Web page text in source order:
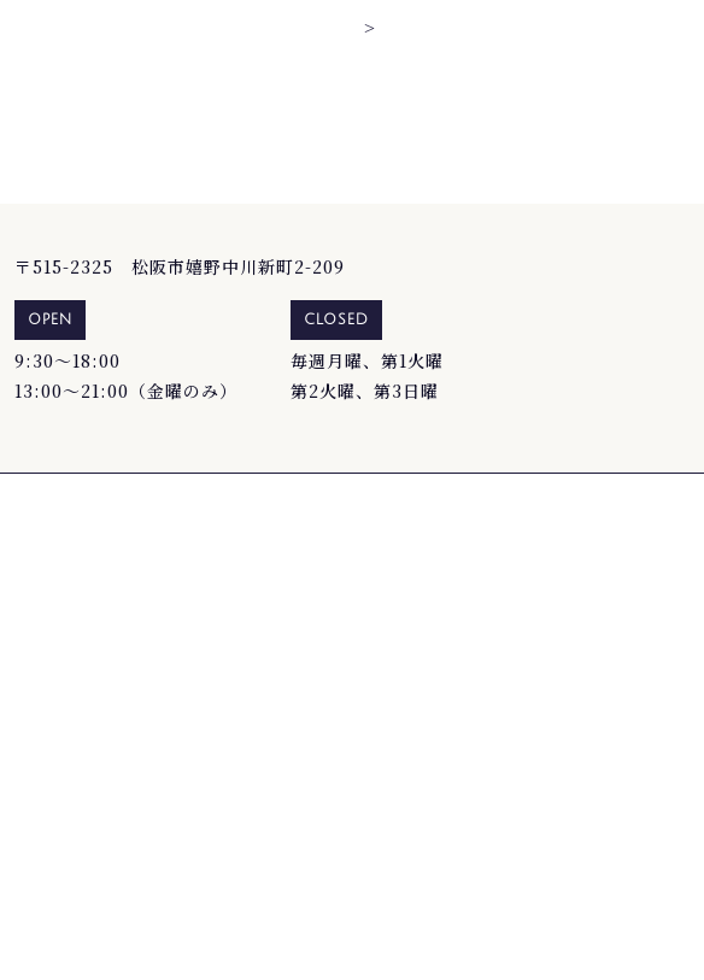
>
〒515-2325 松阪市嬉野中川新町2-209
OPEN
9:30～18:00
13:00～21:00（金曜のみ）
CLOSED
毎週月曜、第1火曜
第2火曜、第3日曜